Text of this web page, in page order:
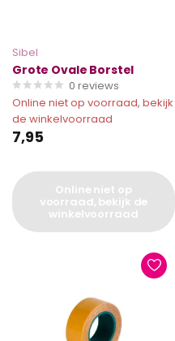
Sibel
Grote Ovale Borstel
0 reviews
Online niet op voorraad, bekijk
de winkelvoorraad
7,95
Online niet op
voorraad, bekijk de
winkelvoorraad